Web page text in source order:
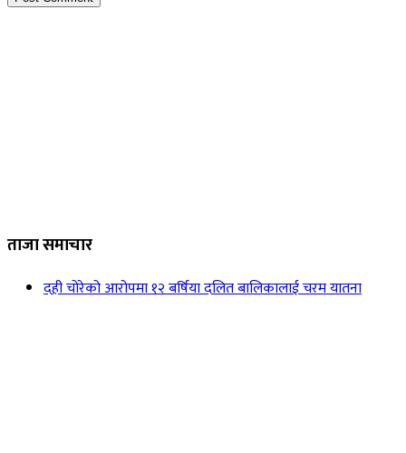
ताजा समाचार
दही चोरेको आरोपमा १२ बर्षिया दलित बालिकालाई चरम यातना